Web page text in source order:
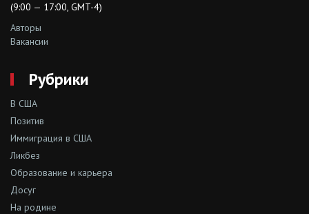
(9:00 — 17:00, GMT-4)
Авторы
Вакансии
Рубрики
В США
Позитив
Иммиграция в США
Ликбез
Образование и карьера
Досуг
На родине